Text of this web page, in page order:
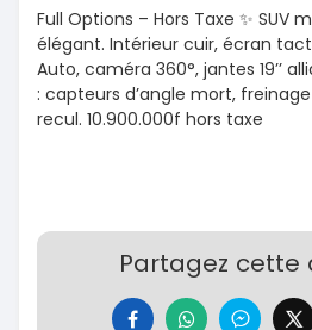
Full Options – Hors Taxe ✨ SUV
élégant. Intérieur cuir, écran
Auto, caméra 360°, jantes 19’’
: capteurs d’angle mort,
recul. 10.900.000f hors taxe
Partagez cette